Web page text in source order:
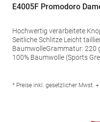
E4005F Promodoro
Hochwertig verarbeitete
Seitliche Schlitze Leicht tailliert Baumwoll-Piqué Gekämmte
BaumwolleGrammatur: 220
100% Baumwolle (Sports
Produktsicherheit: Herst.-
Fashion GmbH Am Gatherhof 57
* Preise inkl. gesetzlicher Mwst. +